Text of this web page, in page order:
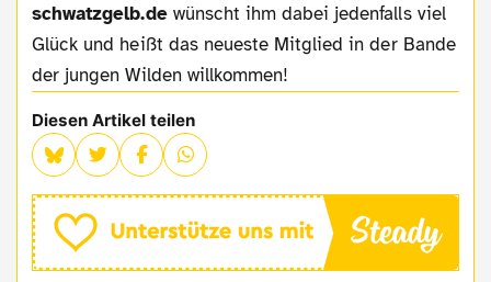
schwatzgelb.dewünscht ihm dabei jedenfalls viel
Glück und heißt das neueste Mitglied in der Bande
der jungen Wilden willkommen!
Diesen Artikel teilen